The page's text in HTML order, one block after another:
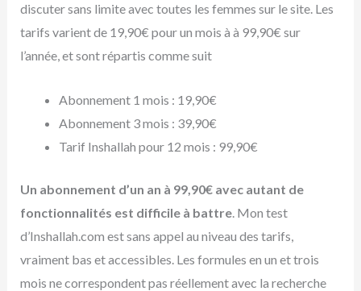
discuter sans limite avec toutes les femmes sur le site. Les
tarifs varient de 19,90€ pour un mois à à 99,90€ sur
l’année, et sont répartis comme suit
Abonnement 1 mois : 19,90€
Abonnement 3 mois : 39,90€
Tarif Inshallah pour 12 mois : 99,90€
Un abonnement d’un an à 99,90€ avec autant de
fonctionnalités est difficile à battre. Mon test
d’Inshallah.com est sans appel au niveau des tarifs,
vraiment bas et accessibles. Les formules en un et trois
mois ne correspondent pas réellement avec la recherche